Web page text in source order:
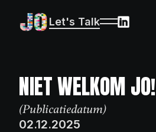
Let's Talk
GESTOORDE MAIL
NIET WELKOM JO!
(Publicatiedatum)
02.12.2025